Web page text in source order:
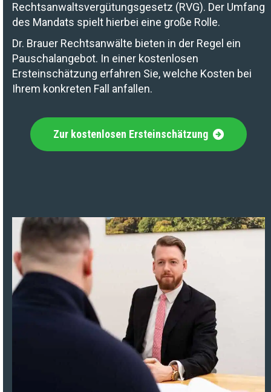
Rechtsanwaltsvergütungsgesetz (RVG). Der Umfang
des Mandats spielt hierbei eine große Rolle.
Dr. Brauer Rechtsanwälte bieten in der Regel ein
Pauschalangebot. In einer kostenlosen
Ersteinschätzung erfahren Sie, welche Kosten bei
Ihrem konkreten Fall anfallen.
Zur kostenlosen Ersteinschätzung